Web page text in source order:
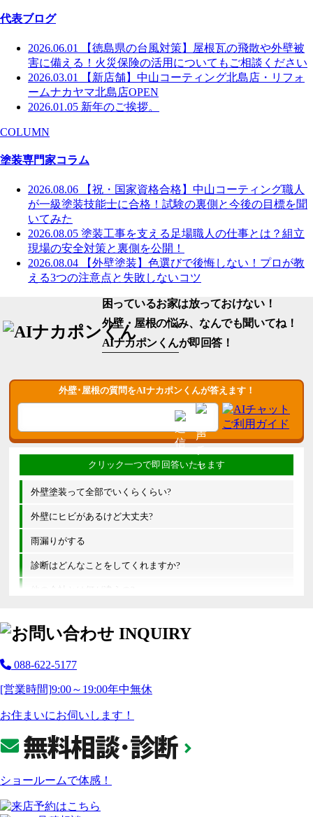
代表ブログ
2026.06.01
【徳島県の台風対策】屋根瓦の飛散や外壁被
害に備える！火災保険の活用についてもご相談ください
2026.03.01
【新店舗】中山コーティング北島店・リフォ
ームナカヤマ北島店OPEN
2026.01.05 新年のご挨拶。
COLUMN
塗装専門家コラム
2026.08.06
【祝・国家資格合格】中山コーティング職人
が一級塗装技能士に合格！試験の裏側と今後の目標を聞
いてみた
2026.08.05 塗装工事を支える足場職人の仕事とは？組立
現場の安全対策と裏側を公開！
2026.08.04
【外壁塗装】色選びで後悔しない！プロが教
える3つの注意点と失敗しないコツ
困っているお家は放っておけない！
外壁・屋根の悩み、なんでも聞いてね！
AIナカポンくんが即回答！
外壁･屋根の質問をAIナカポンくんが答えます！
外壁塗装って全部でいくらくらい?
外壁にヒビがあるけど大丈夫?
雨漏りがする
診断はどんなことをしてくれますか?
他の会社とは何が違うの?
088-622-5177
[営業時間]9:00～19:00年中無休
お住まいにお伺いします！
ショールームで体感！